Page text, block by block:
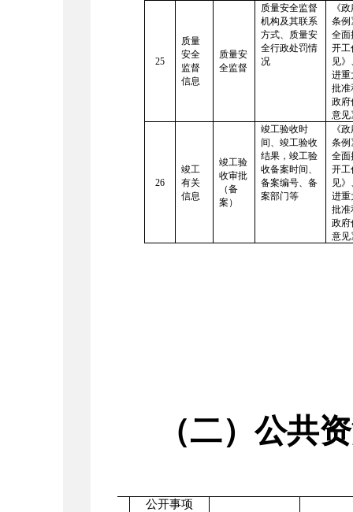
25
质量
安全
监督
信息
质量安
全监督
质量安全监督
机构及其联系
方式、质量安
全行政处罚情
况
《
条例
全面
开工
见
进重
批准
政府
意见
26
竣工
有关
信息
竣工验
收审批
（备
案）
竣工验收时
间、竣工验收
结果，竣工验
收备案时间、
备案编号、备
案部门等
《
条例
全面
开工
见
进重
批准
政府
意见
（二）公共
公开事项